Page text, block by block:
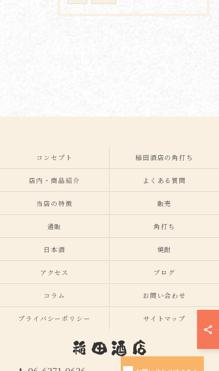
コンセプト 稲田酒店の角打ち
店内・商品紹介 よくある質問
当店の特徴 販売
通販 角打ち
日本酒 焼酎
アクセス ブログ
コラム お問い合わせ
プライバシーポリシー サイトマップ